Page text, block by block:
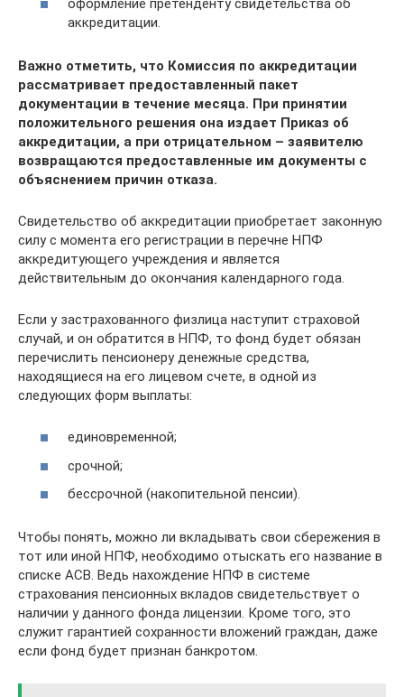
оформление претенденту свидетельства об
аккредитации.
Важно отметить, что Комиссия по аккредитации
рассматривает предоставленный пакет
документации в течение месяца. При принятии
положительного решения она издает Приказ об
аккредитации, а при отрицательном – заявителю
возвращаются предоставленные им документы с
объяснением причин отказа.
Свидетельство об аккредитации приобретает законную
силу с момента его регистрации в перечне НПФ
аккредитующего учреждения и является
действительным до окончания календарного года.
Если у застрахованного физлица наступит страховой
случай, и он обратится в НПФ, то фонд будет обязан
перечислить пенсионеру денежные средства,
находящиеся на его лицевом счете, в одной из
следующих форм выплаты:
единовременной;
срочной;
бессрочной (накопительной пенсии).
Чтобы понять, можно ли вкладывать свои сбережения в
тот или иной НПФ, необходимо отыскать его название в
списке АСВ. Ведь нахождение НПФ в системе
страхования пенсионных вкладов свидетельствует о
наличии у данного фонда лицензии. Кроме того, это
служит гарантией сохранности вложений граждан, даже
если фонд будет признан банкротом.